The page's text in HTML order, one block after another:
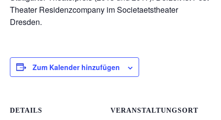
Theater Residenzcompany im Societaetstheater
Dresden.
Zum Kalender hinzufügen
DETAILS VERANSTALTUNGSORT